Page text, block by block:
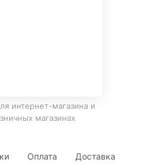
интернет-магазина и
магазинах
Оплата Доставка